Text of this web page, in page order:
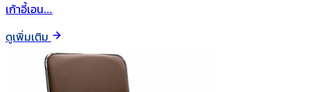
เก้าอี้เอน…
ดูเพิ่มเติม